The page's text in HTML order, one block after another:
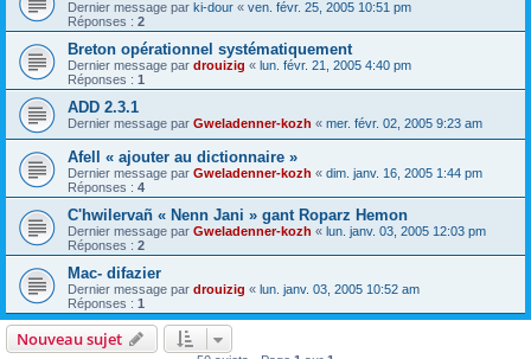
Dernier message par ki-dour « ven. févr. 25, 2005 10:51 pm
Réponses : 2
Breton opérationnel systématiquement
Dernier message par drouizig « lun. févr. 21, 2005 4:40 pm
Réponses : 1
ADD 2.3.1
Dernier message par Gweladenner-kozh « mer. févr. 02, 2005 9:23 am
Afell « ajouter au dictionnaire »
Dernier message par Gweladenner-kozh « dim. janv. 16, 2005 1:44 pm
Réponses : 4
C'hwilervañ « Nenn Jani » gant Roparz Hemon
Dernier message par Gweladenner-kozh « lun. janv. 03, 2005 12:03 pm
Réponses : 2
Mac- difazier
Dernier message par drouizig « lun. janv. 03, 2005 10:52 am
Réponses : 1
Nouveau sujet